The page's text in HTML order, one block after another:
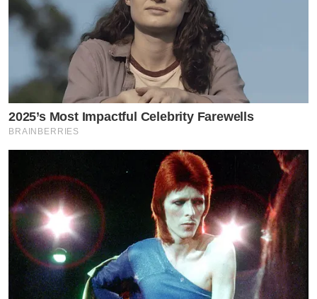
2025’s Most Impactful Celebrity Farewells
BRAINBERRIES